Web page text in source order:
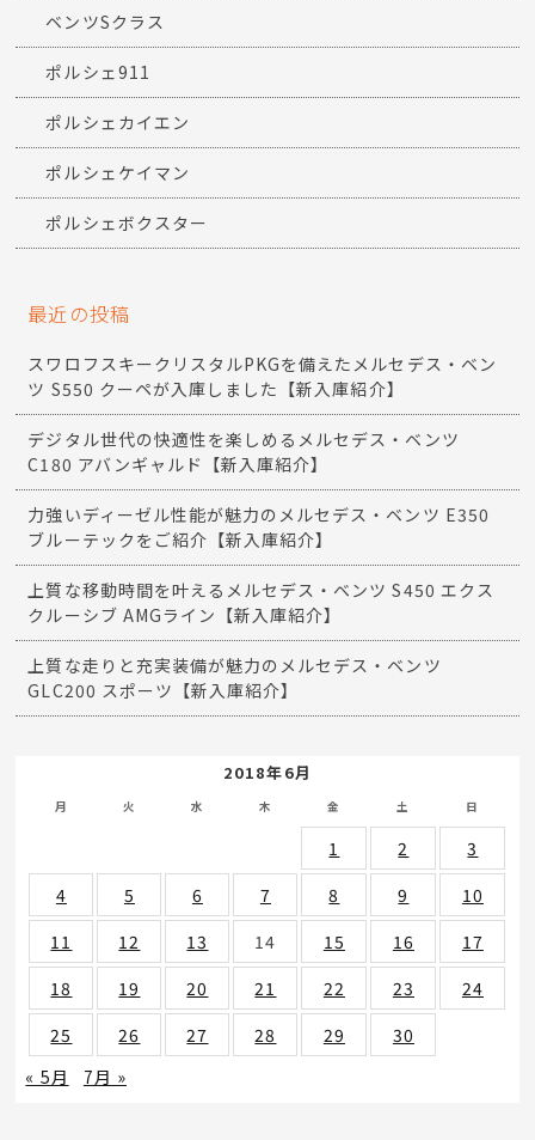
ベンツSクラス
ポルシェ911
ポルシェカイエン
ポルシェケイマン
ポルシェボクスター
最近の投稿
スワロフスキークリスタルPKGを備えたメルセデス・ベン
ツ S550 クーペが入庫しました【新入庫紹介】
デジタル世代の快適性を楽しめるメルセデス・ベンツ
C180 アバンギャルド【新入庫紹介】
力強いディーゼル性能が魅力のメルセデス・ベンツ E350
ブルーテックをご紹介【新入庫紹介】
上質な移動時間を叶えるメルセデス・ベンツ S450 エクス
クルーシブ AMGライン【新入庫紹介】
上質な走りと充実装備が魅力のメルセデス・ベンツ
GLC200 スポーツ【新入庫紹介】
2018年6月
月 火 水 木 金 土 日
1 2
3
4
5 6 7 8 9
10
11
12 13 14 15 16
17
18
19 20 21 22 23
24
25
26 27 28 29
30
« 5月
7月 »